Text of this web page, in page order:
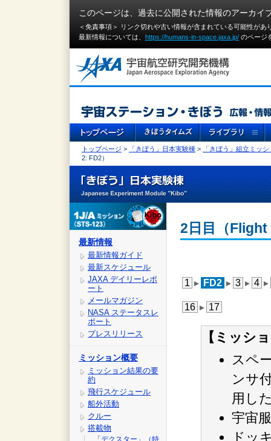
このページは、過去に公開された情報のアーカイ
＜免責事項＞ リンク切れや古い情報が含まれている可能性が
最新情報については、 https://humans-in-space.jaxa.jp/ のページ
トップページ > 「きぼう」日本実験棟 >
「きぼう」組立ミッシ
2: FD2）
最新情報
最新情報ガイド
最新スケジュール
JAXA デイリーレポ
ート
メールマガジン
NASA ステータスレ
ポート
プレスリリース
ミッション概要
ミッション結果の要
約
飛行スケジュール
船外活動
クルー
搭載物
「デクスター」（特
2日目（
1 FD2 3 4
16 17
【ミッシ
スペ
ンサ
用し
宇宙
ドッ